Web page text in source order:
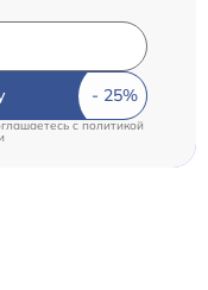
c политикой